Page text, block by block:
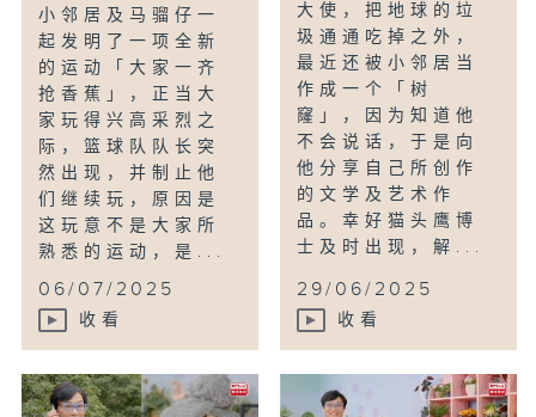
小邻居及马骝仔一
起发明了一项全新
的运动「大家一齐
抢香蕉」，正当大
家玩得兴高采烈之
际，篮球队队长突
然出现，并制止他
们继续玩，原因是
这玩意不是大家所
熟悉的运动，是...
06/07/2025
收看
大使，把地球的垃
圾通通吃掉之外，
最近还被小邻居当
作成一个「树
窿」，因为知道他
不会说话，于是向
他分享自己所创作
的文学及艺术作
品。幸好猫头鹰博
士及时出现，解...
29/06/2025
收看